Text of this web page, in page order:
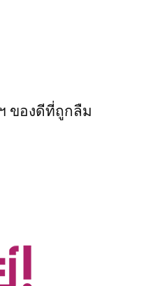
ของดีที่ถูกลืม